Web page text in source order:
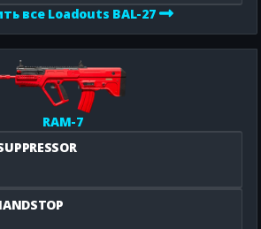
все Loadouts BAL-27
RAM-7